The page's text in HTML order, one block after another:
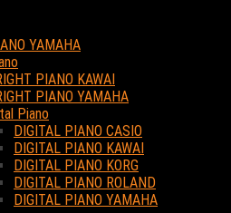
YAMAHA
PIANO KAWAI
PIANO YAMAHA
Piano
DIGITAL PIANO CASIO
DIGITAL PIANO KAWAI
DIGITAL PIANO KORG
DIGITAL PIANO ROLAND
DIGITAL PIANO YAMAHA